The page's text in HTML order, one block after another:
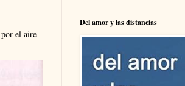
el aire
Del amor y las distancias